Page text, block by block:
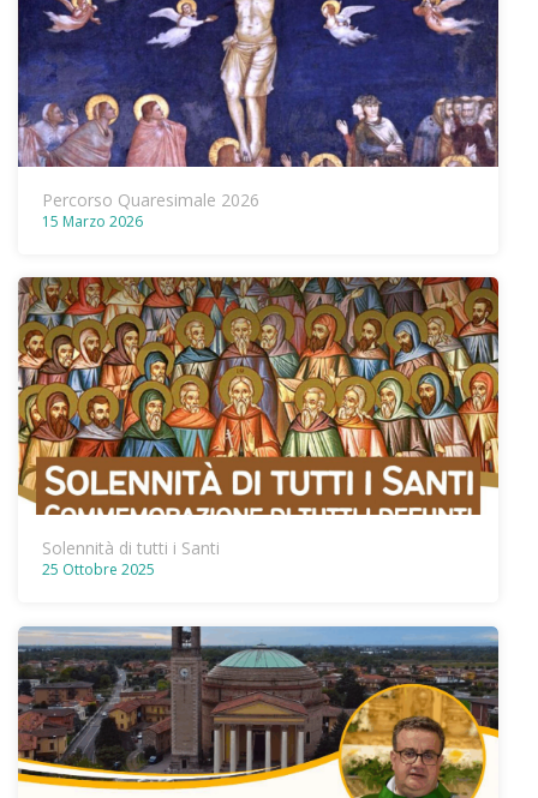
Percorso Quaresimale 2026
15 Marzo 2026
Solennità di tutti i Santi
25 Ottobre 2025